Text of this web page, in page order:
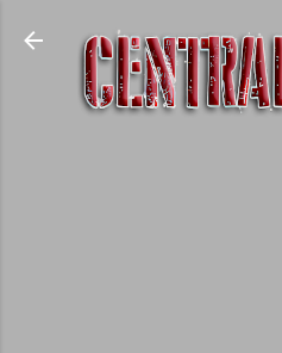
Pular para o